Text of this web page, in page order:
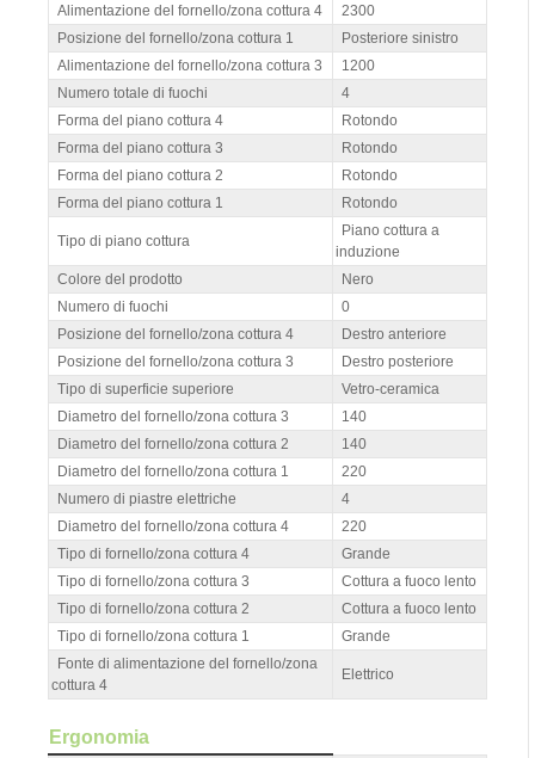
Alimentazione del fornello/zona cottura 4
2300
Posizione del fornello/zona cottura 1
Posteriore sinistro
Alimentazione del fornello/zona cottura 3
1200
Numero totale di fuochi
4
Forma del piano cottura 4
Rotondo
Forma del piano cottura 3
Rotondo
Forma del piano cottura 2
Rotondo
Forma del piano cottura 1
Rotondo
Tipo di piano cottura
Piano cottura a
induzione
Colore del prodotto
Nero
Numero di fuochi
0
Posizione del fornello/zona cottura 4
Destro anteriore
Posizione del fornello/zona cottura 3
Destro posteriore
Tipo di superficie superiore
Vetro-ceramica
Diametro del fornello/zona cottura 3
140
Diametro del fornello/zona cottura 2
140
Diametro del fornello/zona cottura 1
220
Numero di piastre elettriche
4
Diametro del fornello/zona cottura 4
220
Tipo di fornello/zona cottura 4
Grande
Tipo di fornello/zona cottura 3
Cottura a fuoco lento
Tipo di fornello/zona cottura 2
Cottura a fuoco lento
Tipo di fornello/zona cottura 1
Grande
Fonte di alimentazione del fornello/zona
cottura 4
Elettrico
Ergonomia